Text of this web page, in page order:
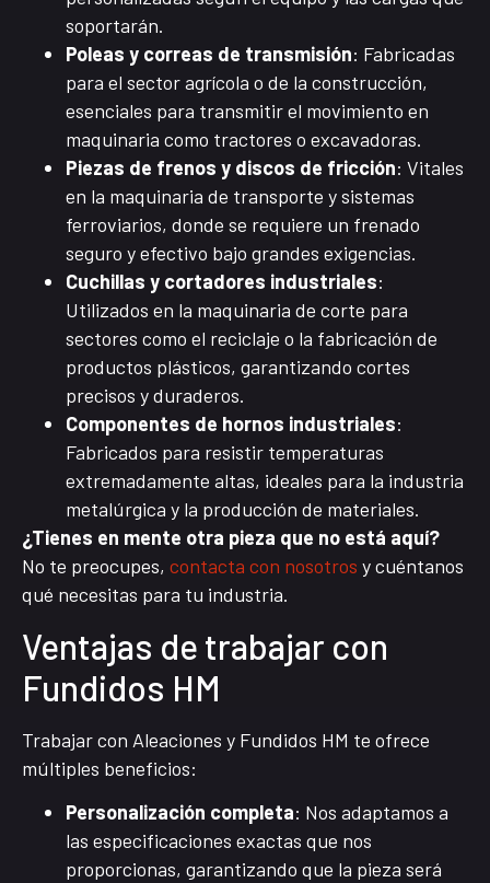
soportarán.
Poleas y correas de transmisión: Fabricadas
para el sector agrícola o de la construcción,
esenciales para transmitir el movimiento en
maquinaria como tractores o excavadoras.
Piezas de frenos y discos de fricción: Vitales
en la maquinaria de transporte y sistemas
ferroviarios, donde se requiere un frenado
seguro y efectivo bajo grandes exigencias.
Cuchillas y cortadores industriales:
Utilizados en la maquinaria de corte para
sectores como el reciclaje o la fabricación de
productos plásticos, garantizando cortes
precisos y duraderos.
Componentes de hornos industriales:
Fabricados para resistir temperaturas
extremadamente altas, ideales para la industria
metalúrgica y la producción de materiales.
¿Tienes en mente otra pieza que no está aquí?
No te preocupes, contacta con nosotros y cuéntanos
qué necesitas para tu industria.
Ventajas de trabajar con
Fundidos HM
Trabajar con Aleaciones y Fundidos HM te ofrece
múltiples beneficios:
Personalización completa: Nos adaptamos a
las especificaciones exactas que nos
proporcionas, garantizando que la pieza será